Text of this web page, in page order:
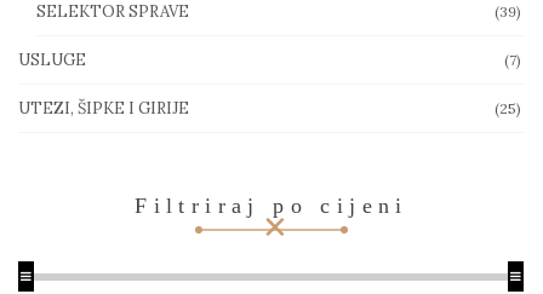
SELEKTOR SPRAVE (39)
USLUGE (7)
UTEZI, ŠIPKE I GIRIJE (25)
Filtriraj po cijeni